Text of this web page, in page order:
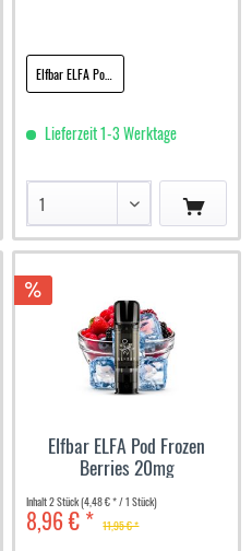
Elfbar ELFA Pod Double Mint 20mg
Lieferzeit 1-3 Werktage
Elfbar ELFA Pod Frozen
Berries 20mg
Inhalt2 Stück(4,48 € * / 1 Stück)
8,96 € * 11,95 € *